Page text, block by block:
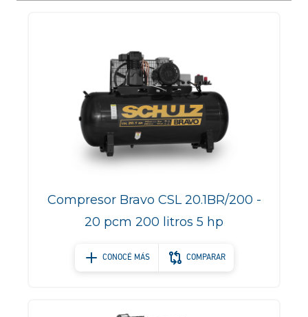
Compresor Bravo CSL 20.1BR/200 -
20 pcm 200 litros 5 hp
CONOCÉ MÁS COMPARAR